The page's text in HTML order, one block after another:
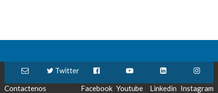
Contactenos
Twitter
Facebook Youtube Linkedin Instagram